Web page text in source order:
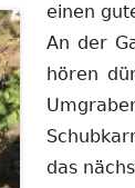
einen
An der
hören
das